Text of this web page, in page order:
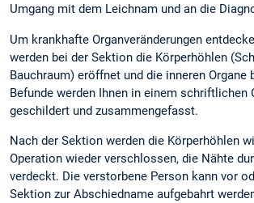
Umgang mit dem Leichnam und an die
Um krankhafte Organveränderungen
werden bei der Sektion die Körperhöhlen
Bauchraum) eröffnet und die inneren Organe
Befunde werden Ihnen in einem schriftlichen
geschildert und zusammengefasst.
Nach der Sektion werden die Körperhöhlen
Operation wieder verschlossen, die Nähte
verdeckt. Die verstorbene Person kann vor
Sektion zur Abschiedname aufgebahrt